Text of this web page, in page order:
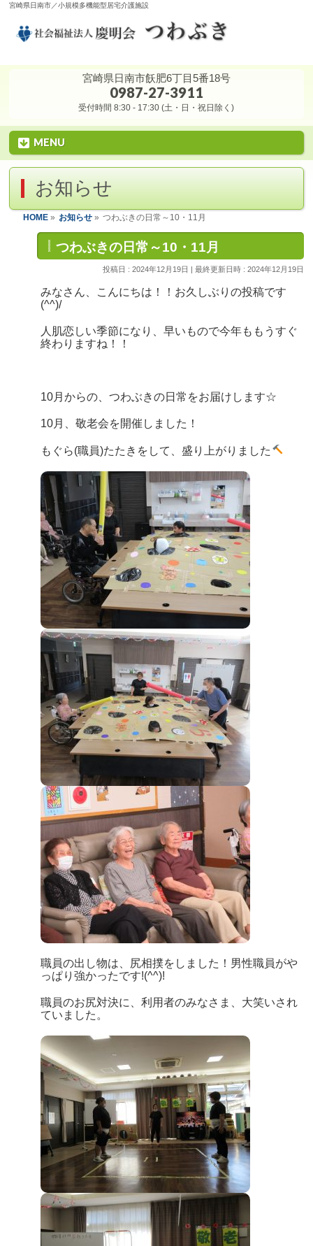
宮崎県日南市／小規模多機能型居宅介護施設
宮崎県日南市飫肥6丁目5番18号
0987-27-3911
受付時間 8:30 - 17:30 (土・日・祝日除く)
MENU
お知らせ
HOME » お知らせ » つわぶきの日常～10・11月
つわぶきの日常～10・11月
投稿日 : 2024年12月19日 最終更新日時 : 2024年12月19日
みなさん、こんにちは！！お久しぶりの投稿です
(^^)/
人肌恋しい季節になり、早いもので今年ももうすぐ
終わりますね！！
10月からの、つわぶきの日常をお届けします☆
10月、敬老会を開催しました！
もぐら(職員)たたきをして、盛り上がりました
職員の出し物は、尻相撲をしました！男性職員がや
っぱり強かったです!(^^)!
職員のお尻対決に、利用者のみなさま、大笑いされ
ていました。